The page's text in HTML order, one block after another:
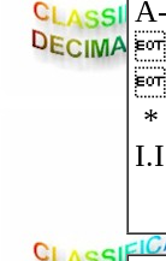


*